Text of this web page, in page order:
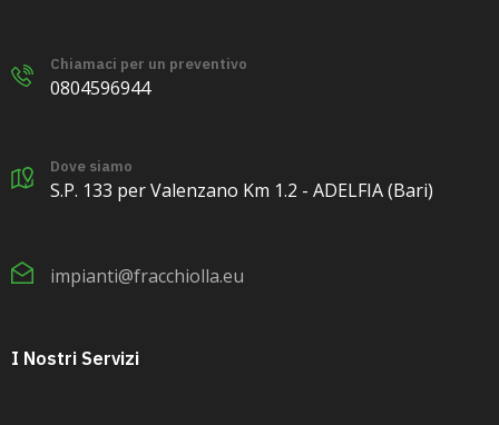
Chiamaci per un preventivo
0804596944
Dove siamo
S.P. 133 per Valenzano Km 1.2 - ADELFIA (Bari)
impianti@fracchiolla.eu
I Nostri Servizi